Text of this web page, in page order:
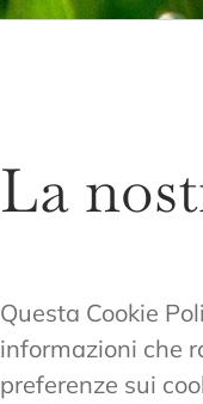
La
Questa Cookie
informazioni che
preferenze sui